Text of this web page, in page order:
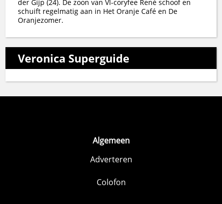
der Gijp (24). De zoon van VI-coryfee René schoof en
schuift regelmatig aan in Het Oranje Café en De
Oranjezomer.
Veronica Superguide
Algemeen
Adverteren
Colofon